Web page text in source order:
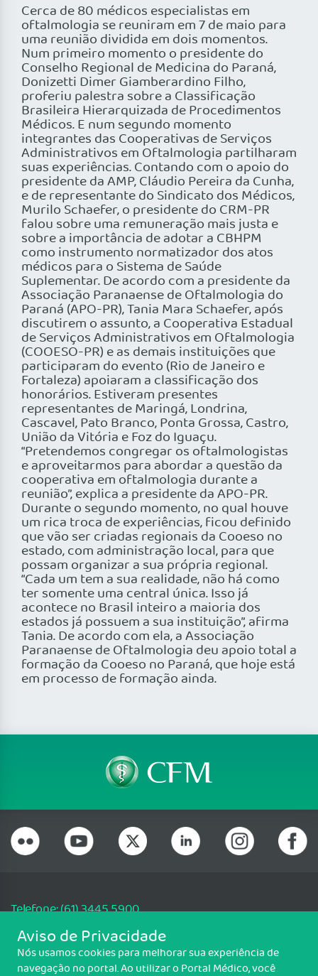
Cerca de 80 médicos especialistas em
oftalmologia se reuniram em 7 de maio para
uma reunião dividida em dois momentos.
Num primeiro momento o presidente do
Conselho Regional de Medicina do Paraná,
Donizetti Dimer Giamberardino Filho,
proferiu palestra sobre a Classificação
Brasileira Hierarquizada de Procedimentos
Médicos. E num segundo momento
integrantes das Cooperativas de Serviços
Administrativos em Oftalmologia partilharam
suas experiências. Contando com o apoio do
presidente da AMP, Cláudio Pereira da Cunha,
e de representante do Sindicato dos Médicos,
Murilo Schaefer, o presidente do CRM-PR
falou sobre uma remuneração mais justa e
sobre a importância de adotar a CBHPM
como instrumento normatizador dos atos
médicos para o Sistema de Saúde
Suplementar. De acordo com a presidente da
Associação Paranaense de Oftalmologia do
Paraná (APO-PR), Tania Mara Schaefer, após
discutirem o assunto, a Cooperativa Estadual
de Serviços Administrativos em Oftalmologia
(COOESO-PR) e as demais instituições que
participaram do evento (Rio de Janeiro e
Fortaleza) apoiaram a classificação dos
honorários. Estiveram presentes
representantes de Maringá, Londrina,
Cascavel, Pato Branco, Ponta Grossa, Castro,
União da Vitória e Foz do Iguaçu.
“Pretendemos congregar os oftalmologistas
e aproveitarmos para abordar a questão da
cooperativa em oftalmologia durante a
reunião”, explica a presidente da APO-PR.
Durante o segundo momento, no qual houve
um rica troca de experiências, ficou definido
que vão ser criadas regionais da Cooeso no
estado, com administração local, para que
possam organizar a sua própria regional.
“Cada um tem a sua realidade, não há como
ter somente uma central única. Isso já
acontece no Brasil inteiro a maioria dos
estados já possuem a sua instituição”, afirma
Tania. De acordo com ela, a Associação
Paranaense de Oftalmologia deu apoio total a
formação da Cooeso no Paraná, que hoje está
em processo de formação ainda.
Telefone: (61) 3445 5900
Email: cfm@portalmedico.org.br
SGAS 616, Conjunto D, Lote 115, L2 Sul, Brasília/DF - CEP: 70200-760 -
CNPJ: 33.583.550/0001-30
Aviso de Privacidade
Nós usamos cookies para melhorar sua experiência de
navegação no portal. Ao utilizar o Portal Médico, você